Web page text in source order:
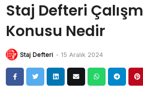
Staj Defteri
Konusu Nedir
Staj Defteri - 15 Aralık 2024